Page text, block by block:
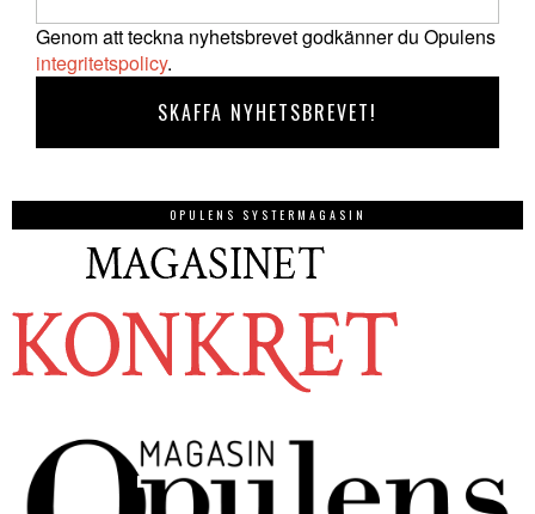
Genom att teckna nyhetsbrevet godkänner du Opulens
integritetspolicy.
OPULENS SYSTERMAGASIN